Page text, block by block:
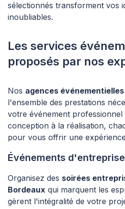
sélectionnés transforment vos
inoubliables.
Les services
proposés par nos
Nos agences
l'ensemble des prestations
votre événement
conception à la réalisation,
pour vous offrir une
Événements d'entreprise
Organisez des soirées
Bordeaux qui marquent les
gèrent l'intégralité de votre